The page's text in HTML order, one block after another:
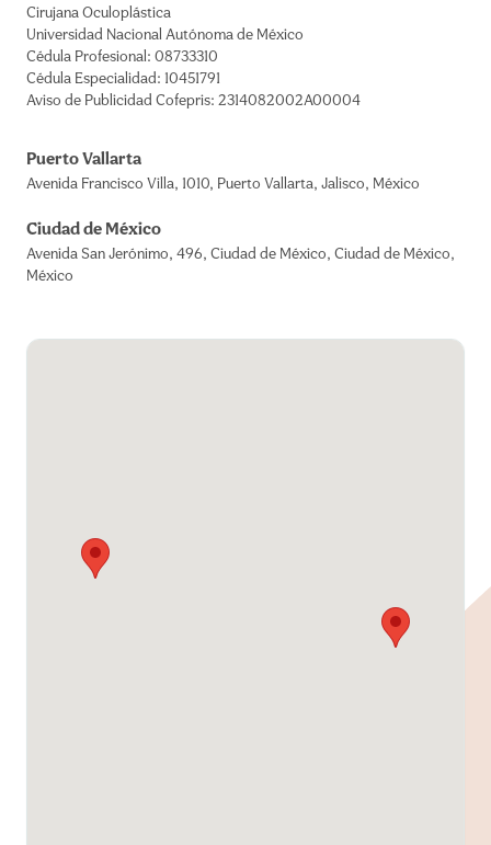
Cirujana Oculoplástica
Universidad Nacional Autónoma de México
Cédula Profesional: 08733310
Cédula Especialidad: 10451791
Aviso de Publicidad Cofepris: 2314082002A00004
Puerto Vallarta
Avenida Francisco Villa, 1010, Puerto Vallarta, Jalisco, México
Ciudad de México
Avenida San Jerónimo, 496, Ciudad de México, Ciudad de México,
México